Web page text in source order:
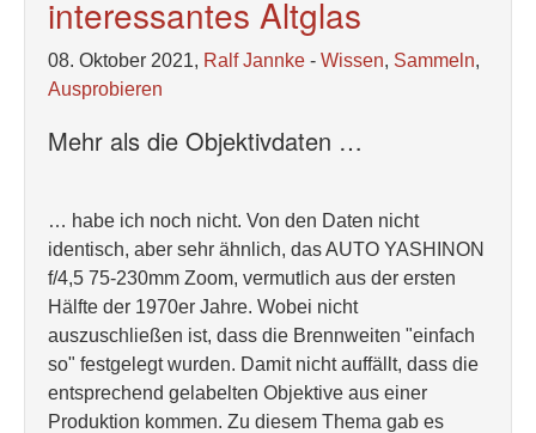
interessantes Altglas
08. Oktober 2021, Ralf Jannke - Wissen, Sammeln,
Ausprobieren
Mehr als die Objektivdaten …
… habe ich noch nicht. Von den Daten nicht
identisch, aber sehr ähnlich, das AUTO YASHINON
f/4,5 75-230mm Zoom, vermutlich aus der ersten
Hälfte der 1970er Jahre. Wobei nicht
auszuschließen ist, dass die Brennweiten "einfach
so" festgelegt wurden. Damit nicht auffällt, dass die
entsprechend gelabelten Objektive aus einer
Produktion kommen. Zu diesem Thema gab es